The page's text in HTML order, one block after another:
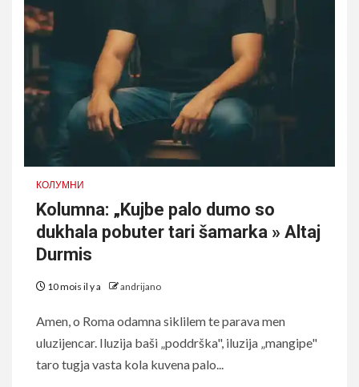
КОЛУМНИ
Kolumna: „Kujbe palo dumo so
dukhala pobuter tari šamarka » Altaj
Durmis
10 mois il y a andrijano
Amen, o Roma odamna siklilem te parava men
uluzijencar. Iluzija baši „poddrška", iluzija „mangipe"
taro tugja vasta kola kuvena palo...